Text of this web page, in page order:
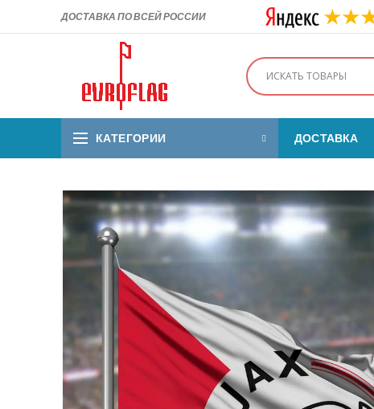
ДОСТАВКА ПО ВСЕЙ РОССИИ
КАТЕГОРИИ ДОСТАВКА